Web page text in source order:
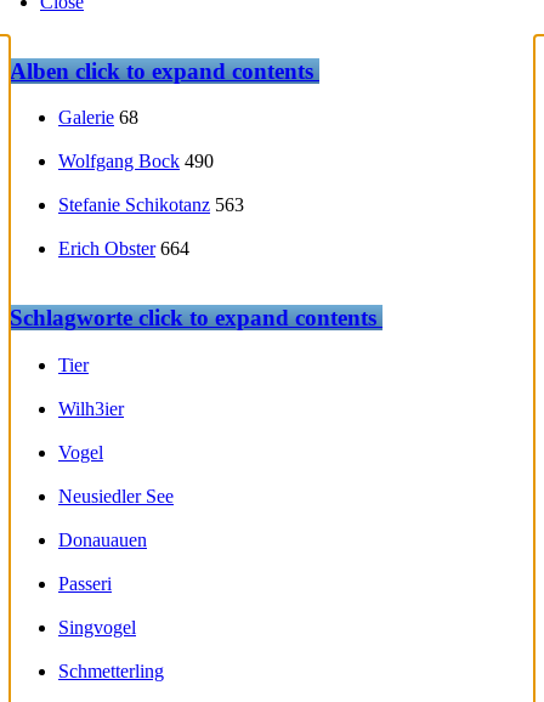
Albenclick to expand contents
Galerie 68
Wolfgang Bock 490
Stefanie Schikotanz 563
Erich Obster 664
Schlagworteclick to expand contents
Tier
Wilh3ier
Vogel
Neusiedler See
Donauauen
Passeri
Singvogel
Schmetterling